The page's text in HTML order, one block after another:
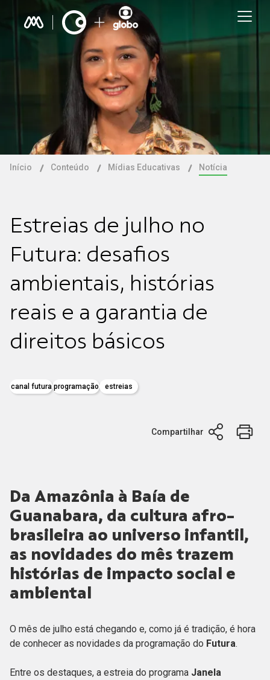
Início Conteúdo Mídias Educativas Notícia
Estreias de julho no
Futura: desafios
ambientais, histórias
reais e a garantia de
direitos básicos
canal futura programação estreias
Compartilhar
Da Amazônia à Baía de
Guanabara, da cultura afro-
brasileira ao universo infantil,
as novidades do mês trazem
histórias de impacto social e
ambiental
O mês de julho está chegando e, como já é tradição, é hora
de conhecer as novidades da programação do Futura.
Entre os destaques, a estreia do programa Janela